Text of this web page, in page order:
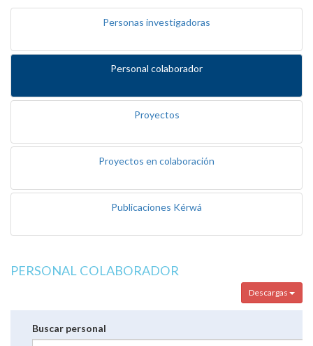
Personas investigadoras
Personal colaborador
Proyectos
Proyectos en colaboración
Publicaciones Kérwá
PERSONAL COLABORADOR
Descargas
Buscar personal